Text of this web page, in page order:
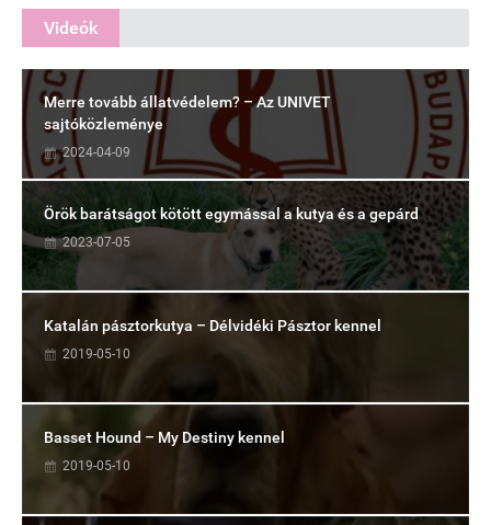
Videók
Merre tovább állatvédelem? – Az UNIVET
sajtóközleménye
2024-04-09
Örök barátságot kötött egymással a kutya és a gepárd
2023-07-05
Katalán pásztorkutya – Délvidéki Pásztor kennel
2019-05-10
Basset Hound – My Destiny kennel
2019-05-10